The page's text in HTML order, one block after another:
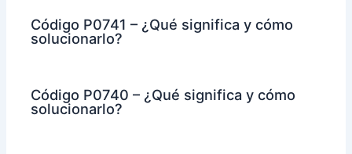
Código P0741 – ¿Qué significa y cómo
solucionarlo?
Código P0740 – ¿Qué significa y cómo
solucionarlo?